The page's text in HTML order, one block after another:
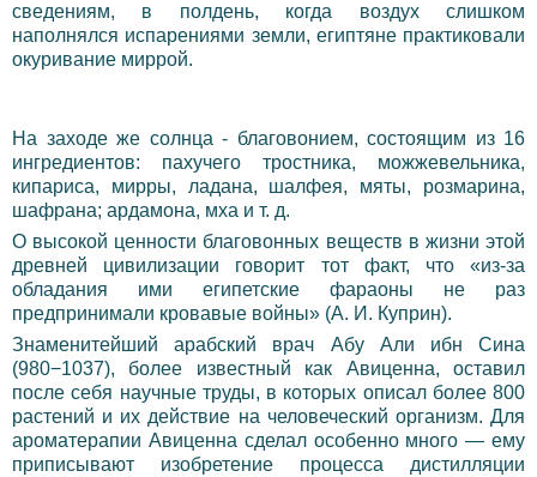
сведениям, в полдень, когда воздух слишком
наполнялся испарениями земли, египтяне практиковали
окуривание миррой.
На заходе же солнца - благовонием, состоящим из 16
ингредиентов: пахучего тростника, можжевельника,
кипариса, мирры, ладана, шалфея, мяты, розмарина,
шафрана; ардамона, мха и т. д.
О высокой ценности благовонных веществ в жизни этой
древней цивилизации говорит тот факт, что «из-за
обладания ими египетские фараоны не раз
предпринимали кровавые войны» (А. И. Куприн).
Знаменитейший арабский врач Абу Али ибн Сина
(980−1037), более известный как Авиценна, оставил
после себя научные труды, в которых описал более 800
растений и их действие на человеческий организм. Для
ароматерапии Авиценна сделал особенно много — ему
приписывают изобретение процесса дистилляции